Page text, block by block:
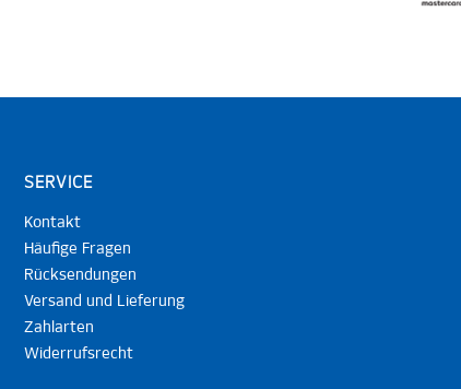
SERVICE
Kontakt
Häufige Fragen
Rücksendungen
Versand und Lieferung
Zahlarten
Widerrufsrecht